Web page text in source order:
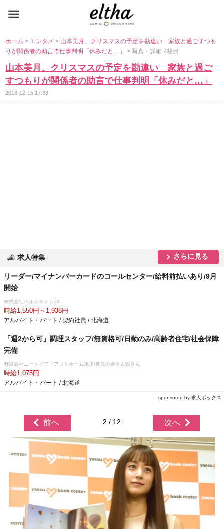
ホーム> エンタメ> 山本美月、クリスマスの予定を勘違い 家族と過ごすつも
りが関係者の助言で仕事判明「休みだと…」> 写真・詳細 2枚目
山本美月、クリスマスの予定を勘違い 家族と過ご
すつもりが関係者の助言で仕事判明「休みだと…」
2018-12-15 17:38
求人特集 さらに見る
リーダー/マイナンバーカードのコールセンター/給料前払いあり/9月
開始
株式会社ベルシステム24
時給1,550円～1,938円
アルバイト・パート / 契約社員 / 北海道
「週2から可」調理スタッフ/無資格可/日勤のみ/高齢者住宅/社会保障
完備
有限会社ユートピア・アットホーム旭川/春光の金さん銀さん
時給1,075円
アルバイト・パート / 北海道
sponsored by 求人ボックス
前へ 2 / 12 次へ